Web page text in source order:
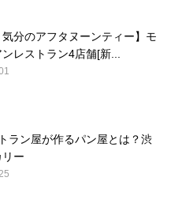
気分のアフタヌーンティー】モ
レストラン4店舗[新...
ラン屋が作るパン屋とは？渋
ー